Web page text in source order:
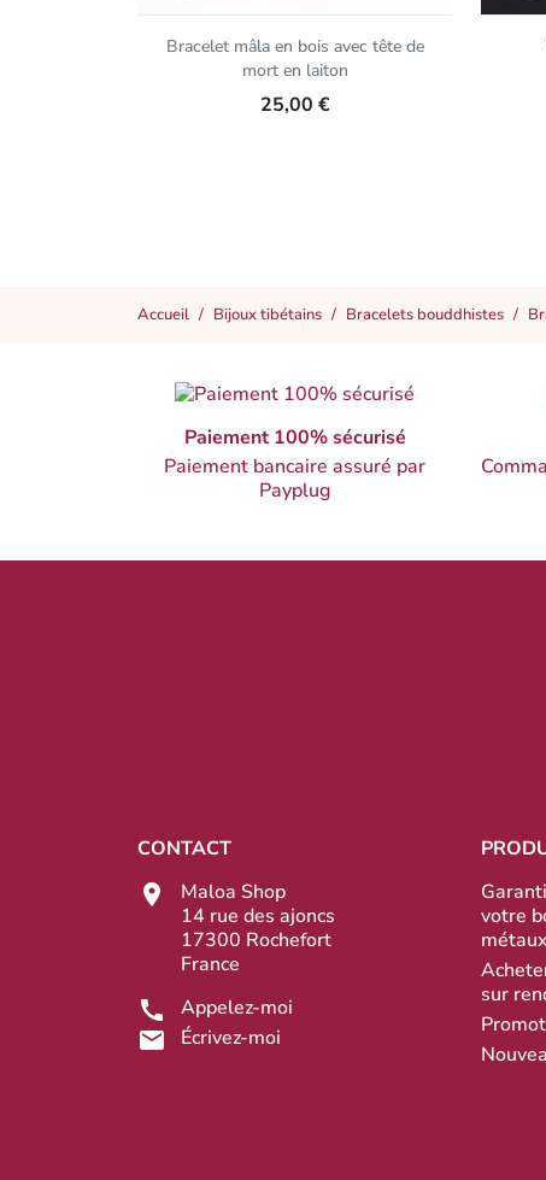
Bracelet mâla en bois avec tête de
mort en laiton
25,00 €
Accueil Bijoux tibétains Bracelets bouddhistes
Paiement 100% sécurisé
Paiement bancaire assuré par
Payplug
CONTACT
Maloa Shop
14 rue des ajoncs
17300 Rochefort
France
Appelez-moi
Écrivez-moi
votre
métaux
sur